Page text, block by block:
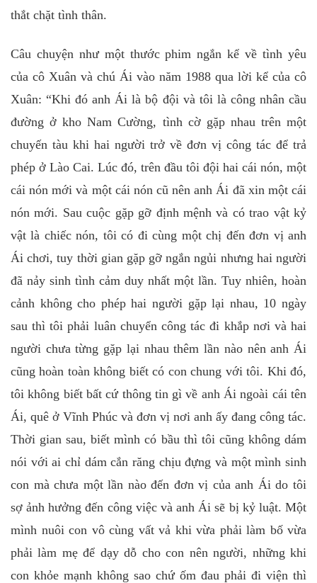
thắt chặt tình thân.
Câu chuyện như một thước phim ngắn kể về tình yêu
của cô Xuân và chú Ái vào năm 1988 qua lời kể của cô
Xuân: “Khi đó anh Ái là bộ đội và tôi là công nhân cầu
đường ở kho Nam Cường, tình cờ gặp nhau trên một
chuyến tàu khi hai người trở về đơn vị công tác để trả
phép ở Lào Cai. Lúc đó, trên đầu tôi đội hai cái nón, một
cái nón mới và một cái nón cũ nên anh Ái đã xin một cái
nón mới. Sau cuộc gặp gỡ định mệnh và có trao vật kỷ
vật là chiếc nón, tôi có đi cùng một chị đến đơn vị anh
Ái chơi, tuy thời gian gặp gỡ ngắn ngủi nhưng hai người
đã nảy sinh tình cảm duy nhất một lần. Tuy nhiên, hoàn
cảnh không cho phép hai người gặp lại nhau, 10 ngày
sau thì tôi phải luân chuyển công tác đi khắp nơi và hai
người chưa từng gặp lại nhau thêm lần nào nên anh Ái
cũng hoàn toàn không biết có con chung với tôi. Khi đó,
tôi không biết bất cứ thông tin gì về anh Ái ngoài cái tên
Ái, quê ở Vĩnh Phúc và đơn vị nơi anh ấy đang công tác.
Thời gian sau, biết mình có bầu thì tôi cũng không dám
nói với ai chỉ dám cắn răng chịu đựng và một mình sinh
con mà chưa một lần nào đến đơn vị của anh Ái do tôi
sợ ảnh hưởng đến công việc và anh Ái sẽ bị kỷ luật. Một
mình nuôi con vô cùng vất vả khi vừa phải làm bố vừa
phải làm mẹ để dạy dỗ cho con nên người, những khi
con khỏe mạnh không sao chứ ốm đau phải đi viện thì